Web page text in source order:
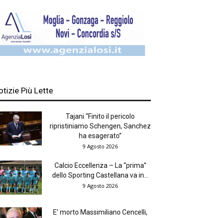
Più Lette
Tajani “Finito il pericolo
ripristiniamo Schengen, Sanchez
ha esagerato”
9 Agosto 2026
Calcio Eccellenza – La “prima”
dello Sporting Castellana va in...
9 Agosto 2026
E’ morto Massimiliano Cencelli,